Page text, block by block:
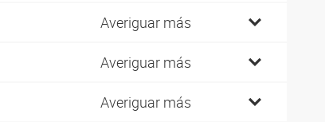
Averiguar más
Averiguar más
Averiguar más